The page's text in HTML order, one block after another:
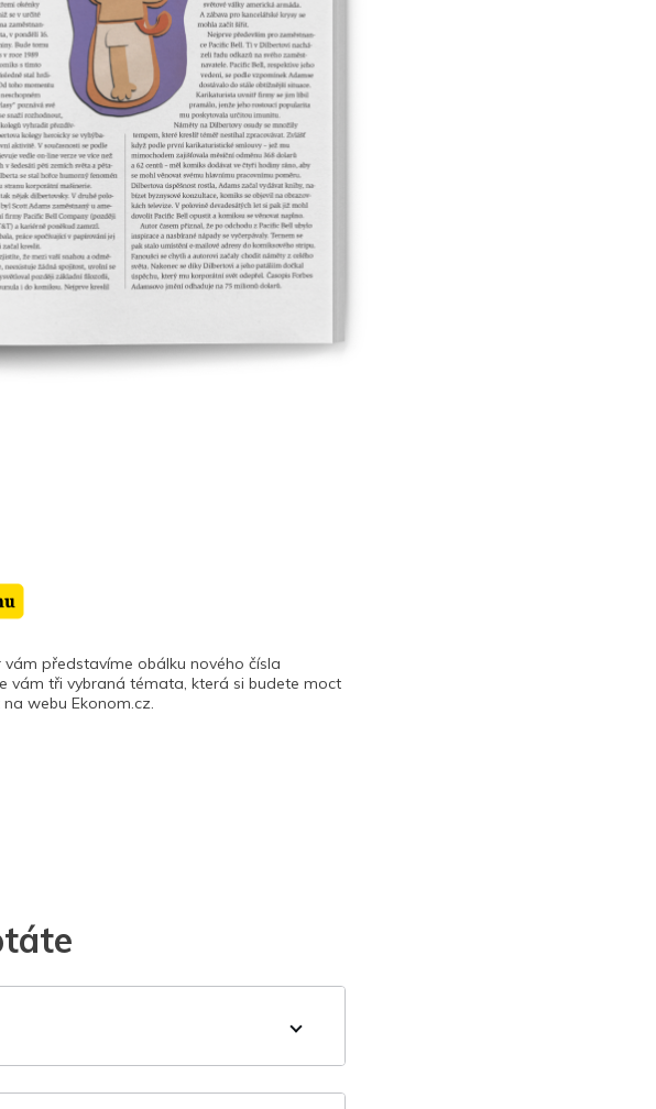
vám představíme obálku nového čísla
vám tři vybraná témata, která si budete moct
webu Ekonom.cz.